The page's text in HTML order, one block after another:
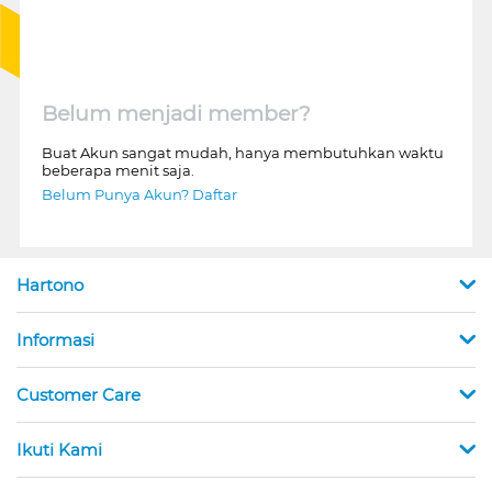
Belum menjadi member?
Buat Akun sangat mudah, hanya membutuhkan waktu
beberapa menit saja.
Belum Punya Akun? Daftar
Hartono
Informasi
Customer Care
Ikuti Kami